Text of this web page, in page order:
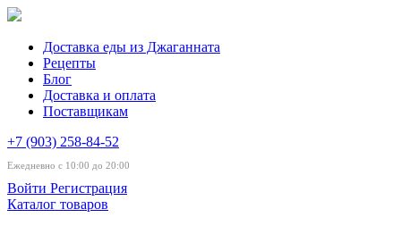
Доставка еды из Джаганната
Рецепты
Блог
Доставка и оплата
Поставщикам
+7 (903) 258-84-52
Ежедневно с 10:00 до 20:00
Войти Регистрация
Каталог товаров